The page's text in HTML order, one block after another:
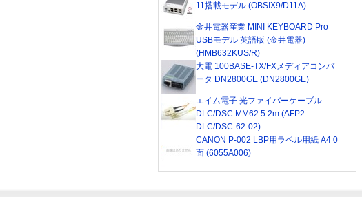
11搭載モデル (OBSIX9/D11A)
金井電器産業 MINI KEYBOARD Pro
USBモデル 英語版 (金井電器)
(HMB632KUS/R)
大電 100BASE-TX/FXメディアコンバ
ータ DN2800GE (DN2800GE)
エイム電子 光ファイバーケーブル
DLC/DSC MM62.5 2m (AFP2-
DLC/DSC-62-02)
CANON P-002 LBP用ラベル用紙 A4 0
面 (6055A006)